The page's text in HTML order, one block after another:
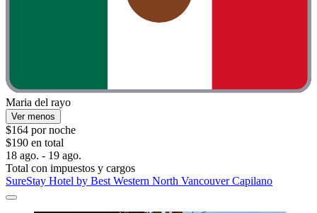
Maria del rayo
Ver menos
$164 por noche
$190 en total
18 ago. - 19 ago.
Total con impuestos y cargos
SureStay Hotel by Best Western North Vancouver Capilano